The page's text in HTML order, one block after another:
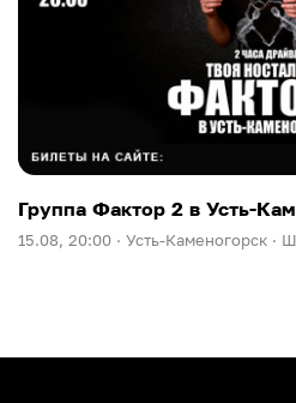
Группа Фактор 2 в Усть-
15.08, 20:00 · Усть-Каменогорск ·